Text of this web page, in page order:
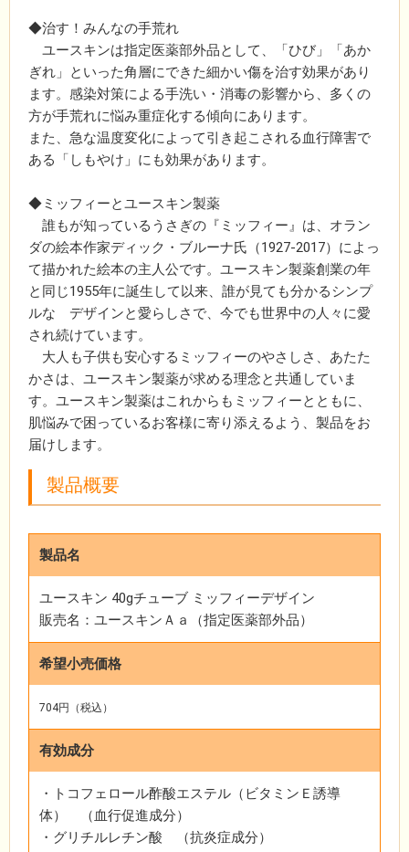
◆治す！みんなの手荒れ
ユースキンは指定医薬部外品として、「ひび」「あか
ぎれ」といった角層にできた細かい傷を治す効果があり
ます。感染対策による手洗い・消毒の影響から、多くの
方が手荒れに悩み重症化する傾向にあります。
また、急な温度変化によって引き起こされる血行障害で
ある「しもやけ」にも効果があります。
◆ミッフィーとユースキン製薬
誰もが知っているうさぎの『ミッフィー』は、オラン
ダの絵本作家ディック・ブルーナ氏（1927-2017）によっ
て描かれた絵本の主人公です。ユースキン製薬創業の年
と同じ1955年に誕生して以来、誰が見ても分かるシンプ
ルな デザインと愛らしさで、今でも世界中の人々に愛
され続けています。
大人も子供も安心するミッフィーのやさしさ、あたた
かさは、ユースキン製薬が求める理念と共通していま
す。ユースキン製薬はこれからもミッフィーとともに、
肌悩みで困っているお客様に寄り添えるよう、製品をお
届けします。
製品概要
製品名
ユースキン 40gチューブ ミッフィーデザイン
販売名：ユースキンＡａ（指定医薬部外品）
希望小売価格
704円（税込）
有効成分
・トコフェロール酢酸エステル（ビタミンＥ誘導
体） （血行促進成分）
・グリチルレチン酸 （抗炎症成分）